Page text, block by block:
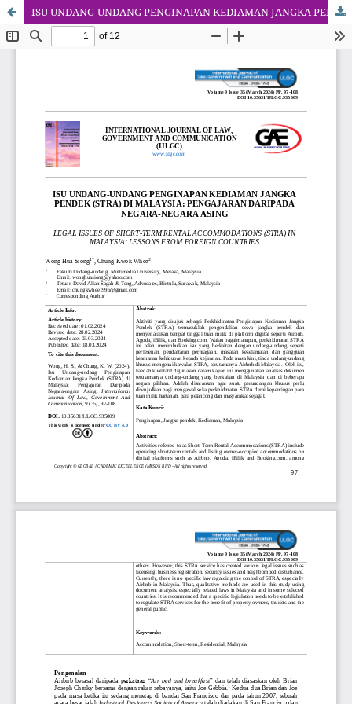
ISU UNDANG-UNDANG PENGINAPAN KEDIAMAN JANGKA PENDEK (STRA) DI MALAYSIA: PENGAJARAN DARIPADA NEGARA-NEGARA ASING